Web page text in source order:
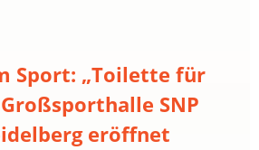
Sport: „Toilette für
SNP
eröffnet